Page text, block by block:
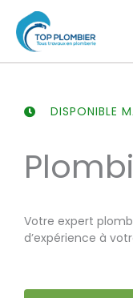
contenu
DISPONIBLE
Votre expert
d’expérience à